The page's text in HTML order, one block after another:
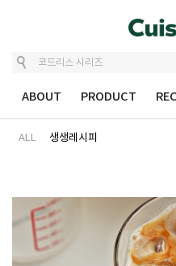
ABOUT PRODUCT
ALL 생생레시피